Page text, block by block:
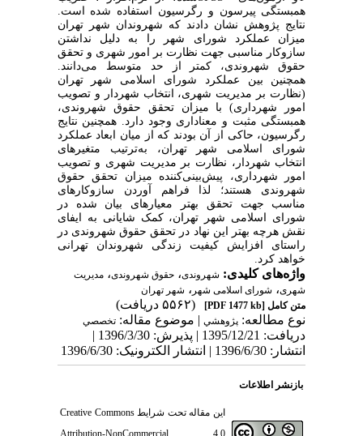
همبستگی پیرسون و رگرسیون استفاده شده‌ است.
نتایج پژوهش نشان دادند که شهروندان شهر تهران
میزان عملکرد شورای شهر را به دلیل نداشتن
سازوکار مناسبی جهت نظارت بر امور شهری و تحقق
حقوق شهروندی، کمتر از حد متوسط می‌دانند.
همچنین بین عملکرد شورای اسلامی شهر تهران
(نظارت بر مدیریت شهری، انتخاب شهردار و تصویب
امور شهرداری) با میزان تحقق حقوق شهروندی،
همبستگی مثبت و معناداری وجود دارد. همچنین نتایج
رگرسیون، حاکی از آن بودند که از میان ابعاد عملکرد
شورای اسلامی شهر تهران، به‌ترتیب متغیرهای
انتخاب شهردار، نظارت بر مدیریت شهری و تصویب
امور شهرداری، پیش‌بینی‌کننده میزان تحقق حقوق
شهروندی هستند؛ لذا فراهم آوردن سازوکارهای
مناسب جهت تحقق بهتر
معیارهای بیان شده در
شورای اسلامی شهر تهران، کمک شایانی به ایفای
نقش هرچه بهتر این نهاد در تحقق حقوق شهروندی در
راستای افزایش کیفیت زندگی شهروندان تهرانی
خواهد کرد.
واژه‌های کلیدی: شهروندی، حقوق شهروندی، مدیریت
شهری، شورای اسلامی شهر ، شهر تهران
متن کامل [PDF 1477 kb]
(۵۵۶۲ دریافت)
نوع مطالعه: پژوهشي| موضوع مقاله: تخصصي
دریافت: 1395/12/21 | پذیرش: 1396/3/30 |
انتشار: 1396/6/30 | انتشار الکترونیک: 1396/6/30
بازنشر اطلاعات
این مقاله تحت شرایطCreative Commons
Attribution-NonCommercial 4.0